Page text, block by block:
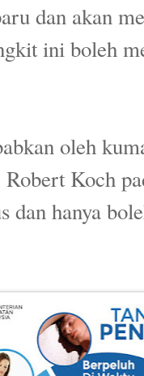
dan akan
ini boleh
oleh
Koch
dan hanya